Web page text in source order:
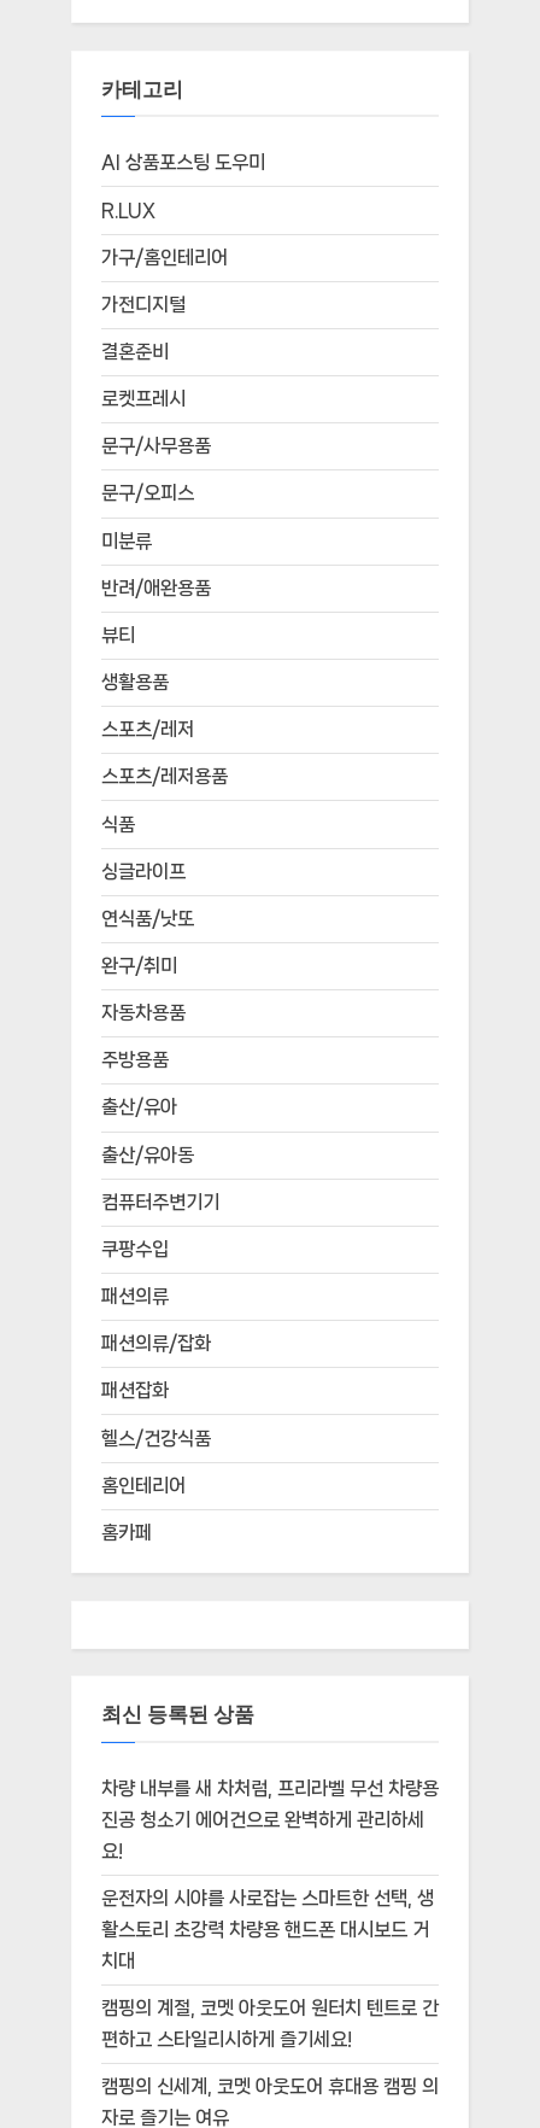
카테고리
AI 상품포스팅 도우미
R.LUX
가구/홈인테리어
가전디지털
결혼준비
로켓프레시
문구/사무용품
문구/오피스
미분류
반려/애완용품
뷰티
생활용품
스포츠/레저
스포츠/레저용품
식품
싱글라이프
연식품/낫또
완구/취미
자동차용품
주방용품
출산/유아
출산/유아동
컴퓨터주변기기
쿠팡수입
패션의류
패션의류/잡화
패션잡화
헬스/건강식품
홈인테리어
홈카페
최신 등록된 상품
차량 내부를 새 차처럼, 프리라벨 무선 차량용
진공 청소기 에어건으로 완벽하게 관리하세
요!
운전자의 시야를 사로잡는 스마트한 선택, 생
활스토리 초강력 차량용 핸드폰 대시보드 거
치대
캠핑의 계절, 코멧 아웃도어 원터치 텐트로 간
편하고 스타일리시하게 즐기세요!
캠핑의 신세계, 코멧 아웃도어 휴대용 캠핑 의
자로 즐기는 여유